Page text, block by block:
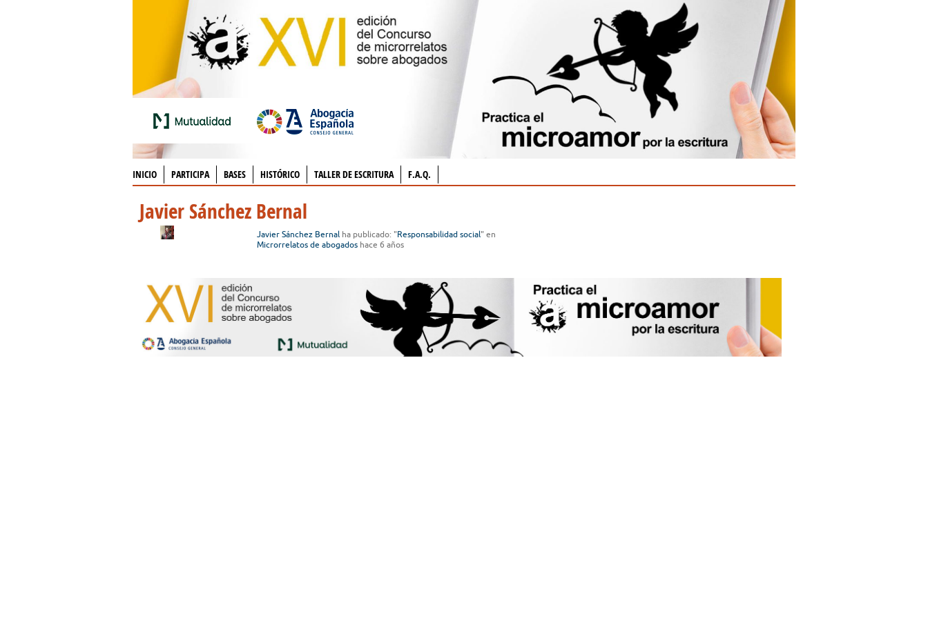
INICIO PARTICIPA BASES HISTÓRICO TALLER DE ESCRITURA F.A.Q.
Javier Sánchez Bernal
Javier Sánchez Bernal ha publicado: "Responsabilidad social" en
Microrrelatos de abogados hace 6 años